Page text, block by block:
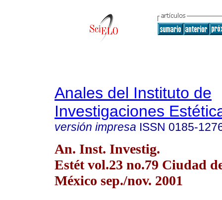
Anales del Instituto de
Investigaciones
versión impresa ISSN 0185-
An. Inst. Investig.
Estét vol.23 no.79 Ciudad
México sep./nov. 2001